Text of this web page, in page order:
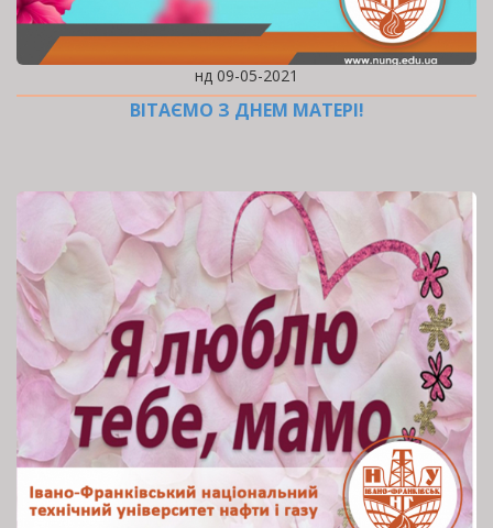
нд 09-05-2021
ВІТАЄМО З ДНЕМ МАТЕРІ!